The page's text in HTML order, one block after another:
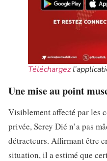
Téléchargez
Une mise au point
Visiblement affecté par les
privée, Serey Dié n’a pas
détracteurs. Affirmant être
situation, il a estimé que